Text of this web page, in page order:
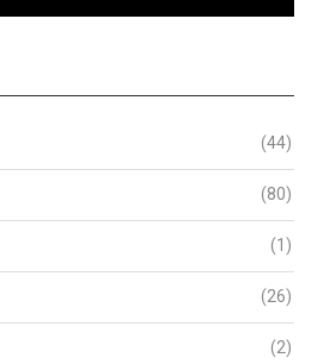
(44)
(80)
(1)
(26)
(2)